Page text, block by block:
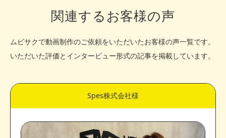
関連するお客様の声
ムビサクで動画制作のご依頼をいただいたお客様の声一覧です。
いただいた評価とインタービュー形式の記事を掲載しています。
Spes株式会社様